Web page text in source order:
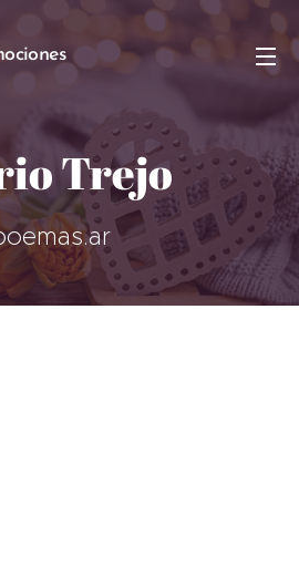
Trejo